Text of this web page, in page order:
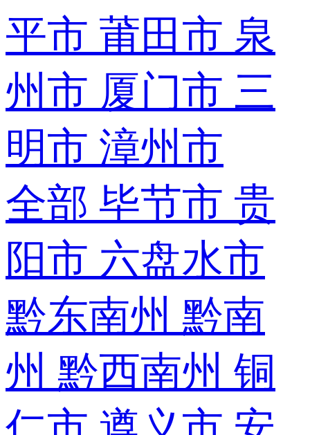
平市 莆田市 泉
州市 厦门市 三
明市 漳州市
全部 毕节市 贵
阳市 六盘水市
黔东南州 黔南
州 黔西南州 铜